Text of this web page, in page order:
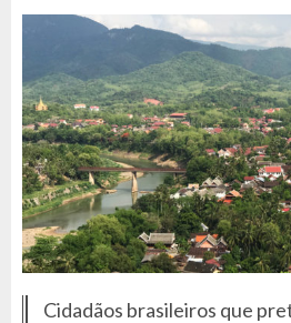
Cidadãos brasileiros que